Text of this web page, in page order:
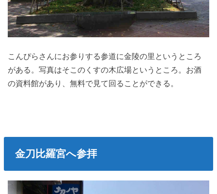
こんぴらさんにお参りする参道に金陵の里というところ
がある。写真はそこのくすの木広場というところ。お酒
の資料館があり、無料で見て回ることができる。
金刀比羅宮へ参拝